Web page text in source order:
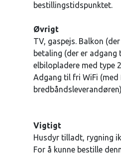
bestillingstidspunktet.
Øvrigt
TV, gaspejs. Balkon
betaling (der er
elbilopladere med type
Adgang til fri WiFi
Vigtigt
Husdyr tilladt, rygning
For å kunne bestille